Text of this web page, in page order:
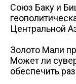
Союз Баку и
Центральной
Золото Мали
Может ли
обеспечить